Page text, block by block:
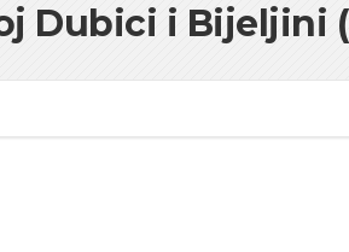
Dubici i Bijeljini